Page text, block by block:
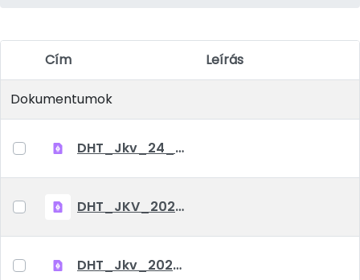
Elem kiválasztása
Cím Leírás
Dokumentumok
DHT_Jkv_24_04_25
DHT_JKV_2024_03_07
DHT_Jkv_2022_04_12